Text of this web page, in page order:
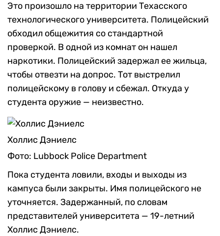
Это произошло на территории Техасского
технологического университета. Полицейский
обходил общежития со стандартной
проверкой. В одной из комнат он нашел
наркотики. Полицейский задержал ее жильца,
чтобы отвезти на допрос. Тот выстрелил
полицейскому в голову и сбежал. Откуда у
студента оружие — неизвестно.
Холлис Дэниелс
Фото: Lubbock Police Department
Пока студента ловили, входы и выходы из
кампуса были закрыты. Имя полицейского не
уточняется. Задержанный, по словам
представителей университета — 19-летний
Холлис Дэниелс.